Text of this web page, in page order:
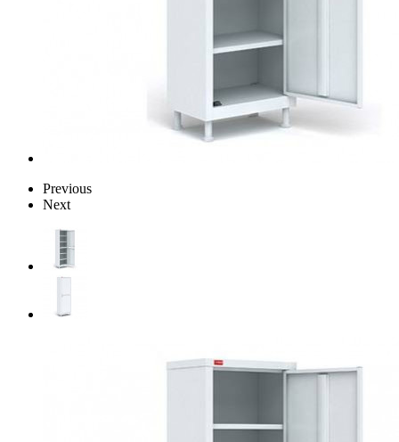
Previous
Next